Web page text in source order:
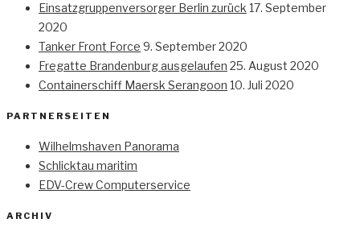
Einsatzgruppenversorger Berlin zurück 17. September
2020
Tanker Front Force 9. September 2020
Fregatte Brandenburg ausgelaufen 25. August 2020
Containerschiff Maersk Serangoon 10. Juli 2020
PARTNERSEITEN
Wilhelmshaven Panorama
Schlicktau maritim
EDV-Crew Computerservice
ARCHIV